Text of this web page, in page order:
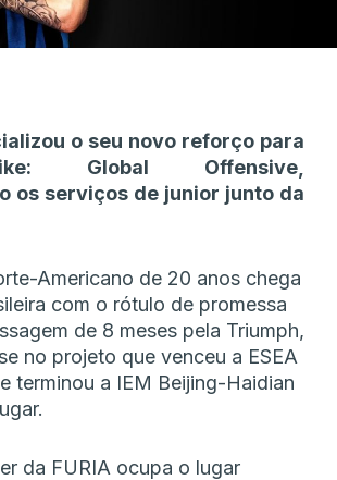
o seu novo reforço para
Global Offensive,
os serviços de junior junto da
Americano de 20 anos chega
com o rótulo de promessa
de 8 meses pela Triumph,
no projeto que venceu a ESEA
terminou a IEM Beijing-Haidian
da FURIA ocupa o lugar